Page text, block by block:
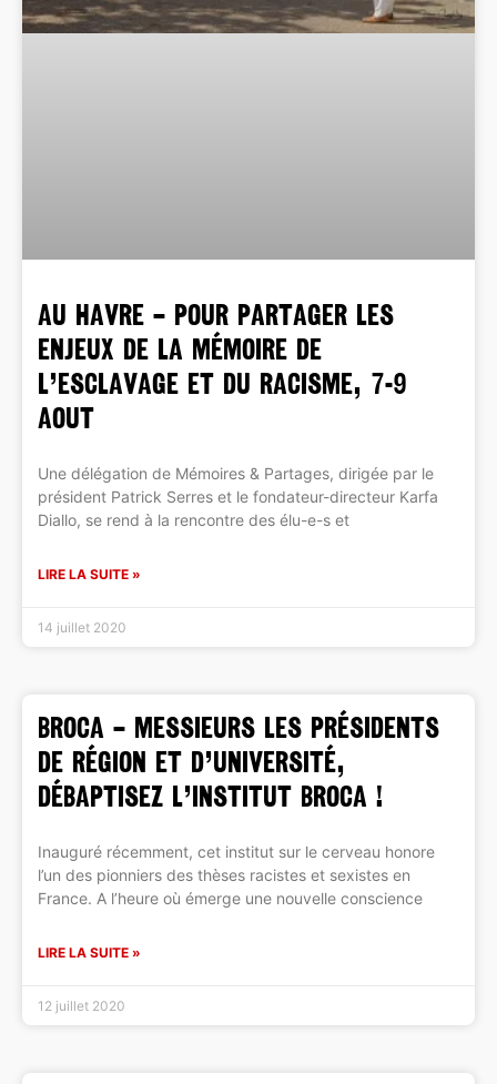
AU HAVRE – Pour partager les
enjeux de la mémoire de
l’esclavage et du racisme, 7-9
aout
Une délégation de Mémoires & Partages, dirigée par le
président Patrick Serres et le fondateur-directeur Karfa
Diallo, se rend à la rencontre des élu-e-s et
LIRE LA SUITE »
14 juillet 2020
BROCA – Messieurs les présidents
de Région et d’Université,
débaptisez l’Institut Broca !
Inauguré récemment, cet institut sur le cerveau honore
l’un des pionniers des thèses racistes et sexistes en
France. A l’heure où émerge une nouvelle conscience
LIRE LA SUITE »
12 juillet 2020